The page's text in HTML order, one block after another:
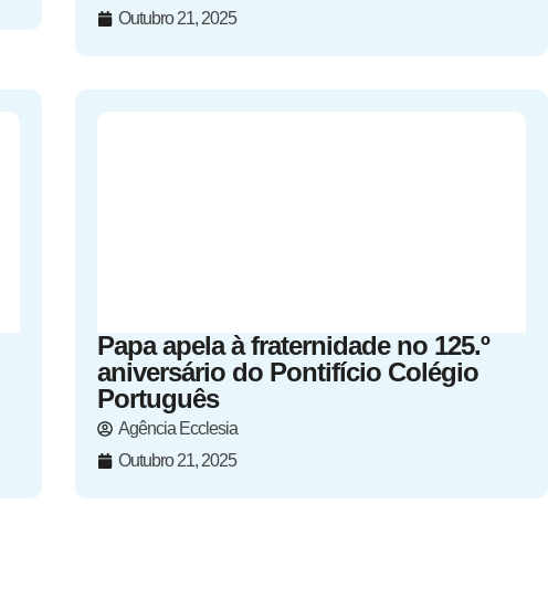
Outubro 21, 2025
Papa apela à fraternidade no 125.º
aniversário do Pontifício Colégio
Português
Agência Ecclesia
Outubro 21, 2025